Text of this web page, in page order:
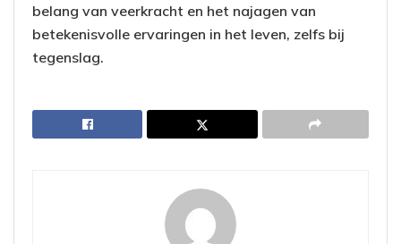
belang van veerkracht en het najagen van
betekenisvolle ervaringen in het leven, zelfs bij
tegenslag.